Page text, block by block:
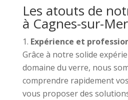
Les atouts de
à Cagnes-sur-Mer
Expérience et
Grâce à notre solide
domaine du verre, nous
comprendre rapidement
vous proposer des